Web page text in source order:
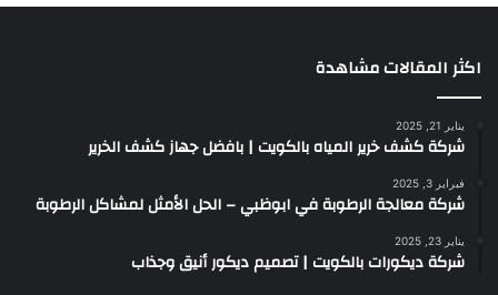
اكثر المقالات مشاهدة
يناير 21, 2025
شركة كشف خرير المياه بالكويت | بافضل جهاز كشف الخرير
فبراير 3, 2025
شركة معالجة الرطوبة في ابوظبي – الحل الأمثل لمشاكل الرطوبة
يناير 23, 2025
شركة ديكورات بالكويت | تصميم ديكور أنيق وجذاب